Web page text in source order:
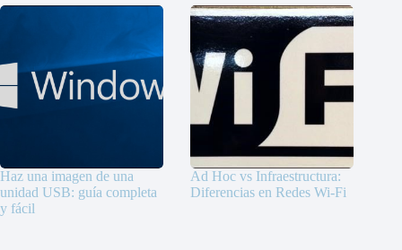
Haz una imagen de una
unidad USB: guía completa
y fácil
Ad Hoc vs Infraestructura:
Diferencias en Redes Wi-Fi